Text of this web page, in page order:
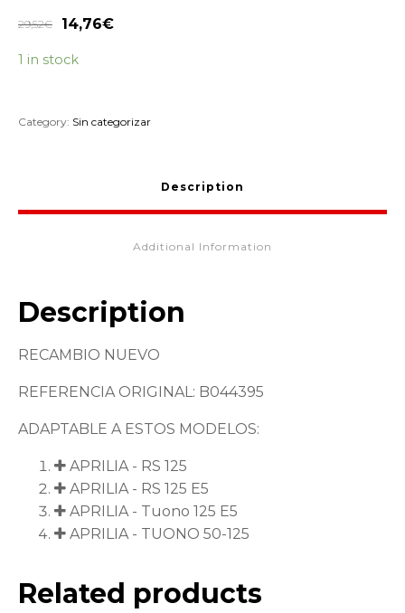
29,52€ 14,76€
1 in stock
Category: Sin categorizar
Description
Additional Information
Description
RECAMBIO NUEVO
REFERENCIA ORIGINAL: B044395
ADAPTABLE A ESTOS MODELOS:
APRILIA - RS 125
APRILIA - RS 125 E5
APRILIA - Tuono 125 E5
APRILIA - TUONO 50-125
Related products